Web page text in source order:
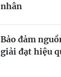
nhân
Bảo đảm
giải đạt hiệu